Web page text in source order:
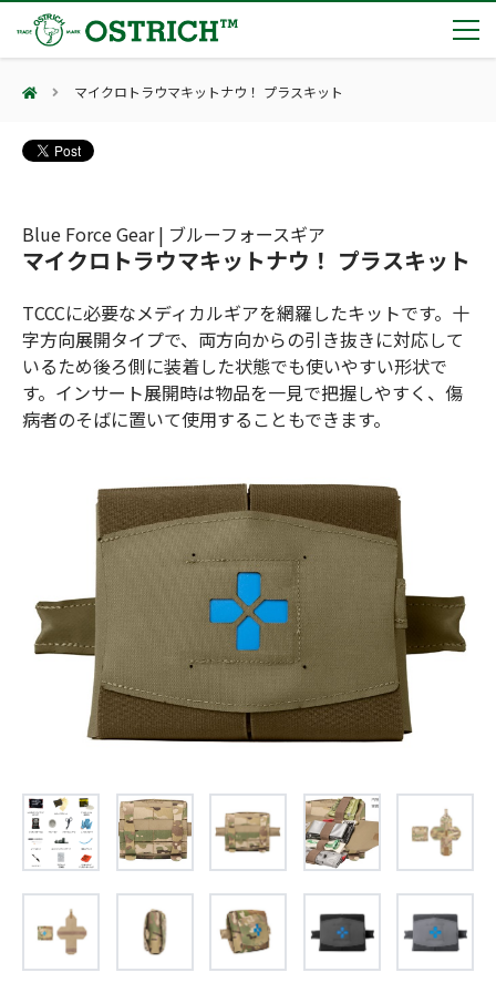
製品カテゴリー
輸血保冷庫
(Bear Avoidance)
防刃対策
(Cut Resistant)
止血・止血キット
(Massive Hemorrhage)
気道管理
(Airway)
呼吸管理
(Respiration)
低体温防止
(Hypothermia)
もっと見る
製品をキーワードで検索
検索
夏季休業のお知らせ
日本集中治療医学会 第10回東北支部学術集会 ご来場ありがとうございました！
第7回 地域×Tech東北 ご来場ありがとうございました！
2展示会【①危機管理産業展(RISCON TOKYO)2026】【②テロ対策特殊装備展（SEECAT）】に同時出展いたします
オーストリッチ熊対策カタログ
オーストリッチ防犯カタログ
ダマスカス製品カタログ（日本語版）
もっと見る
会社案内
会社案内
会社概要
アクセス
主な納入実績
カタログ
採用情報
採用情報（外部サイトに移動します）
お問合せ
見積り
オンラインショップ
English 日本語
CLOSE
マイクロトラウマキットナウ！ プラスキット
Blue Force Gear | ブルーフォースギア
マイクロトラウマキットナウ！ プラスキット
TCCCに必要なメディカルギアを網羅したキットです。十
字方向展開タイプで、両方向からの引き抜きに対応して
いるため後ろ側に装着した状態でも使いやすい形状で
す。インサート展開時は物品を一見で把握しやすく、傷
病者のそばに置いて使用することもできます。